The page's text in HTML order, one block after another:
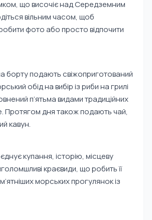
що височіє над Середземним
вільним часом, щоб
фото або просто відпочити
борту подають свіжоприготований
обід на вибір із риби на грилі
п’ятьма видами традиційних
Протягом дня також подають чай,
кавун.
купання, історію, місцеву
краєвиди, що робить її
морських прогулянок із